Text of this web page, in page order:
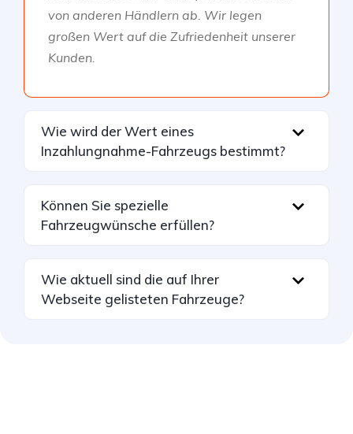
von anderen Händlern ab. Wir legen
großen Wert auf die Zufriedenheit unserer
Kunden.
Wie wird der Wert eines
Inzahlungnahme-Fahrzeugs bestimmt?
Können Sie spezielle
Fahrzeugwünsche erfüllen?
Wie aktuell sind die auf Ihrer
Webseite gelisteten Fahrzeuge?